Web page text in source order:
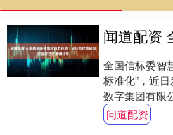
全国信标委智
标准化”，近
数字集团有限
型案例丨长沙
案例....
问道配资